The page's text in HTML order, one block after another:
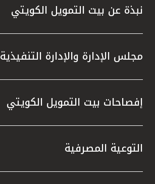
اتصل بنا
مواقع الفروع وأجهزة الصرف الآلي
ألمانيا
تركيا
مصر
نبذة عن بيت التمويل الكويتي
مجلس الإدارة والإدارة التنفيذية
إفصاحات بيت التمويل الكويتي
التوعية المصرفية